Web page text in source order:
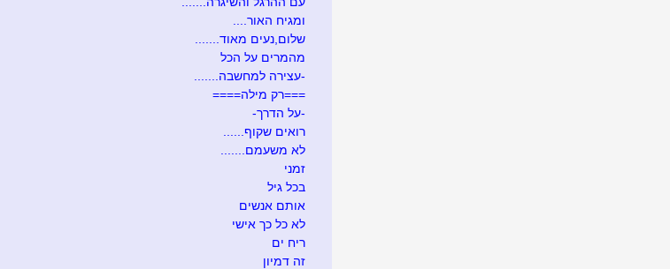
ומגיח האור....
שלום,נעים מאוד.......
מהמרים על הכל
-עצירה למחשבה.......
===רק מילה====
-על הדרך-
רואים שקוף......
לא משעמם.......
זמני
בכל גיל
אותם אנשים
לא כל כך אישי
ריח ים
זה דמיון